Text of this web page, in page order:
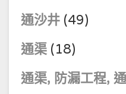
通沙井 (49)
通渠 (18)
通渠, 防漏工程,